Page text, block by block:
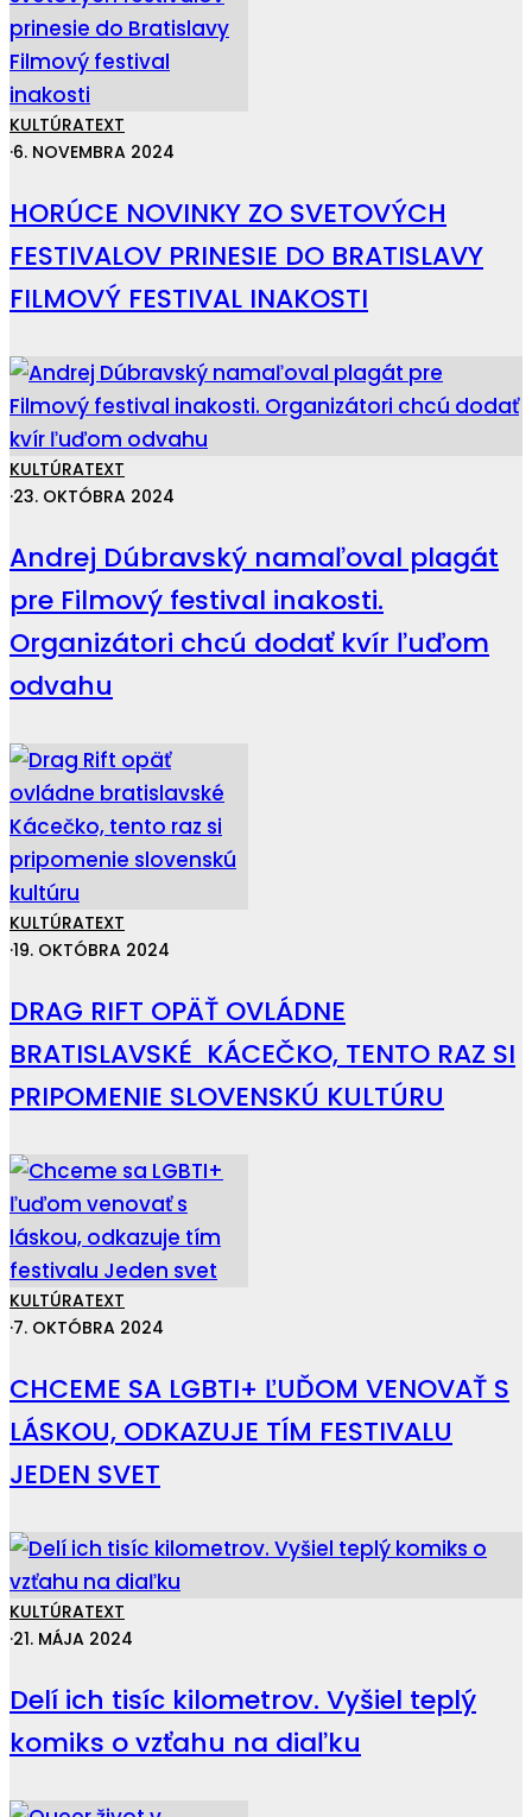
KULTÚRATEXT
·6. NOVEMBRA 2024
HORÚCE NOVINKY ZO SVETOVÝCH
FESTIVALOV PRINESIE DO BRATISLAVY
FILMOVÝ FESTIVAL INAKOSTI
KULTÚRATEXT
·23. OKTÓBRA 2024
Andrej Dúbravský namaľoval plagát
pre Filmový festival inakosti.
Organizátori chcú dodať kvír ľuďom
odvahu
KULTÚRATEXT
·19. OKTÓBRA 2024
DRAG RIFT OPÄŤ OVLÁDNE
BRATISLAVSKÉ KÁCEČKO, TENTO RAZ SI
PRIPOMENIE SLOVENSKÚ KULTÚRU
KULTÚRATEXT
·7. OKTÓBRA 2024
CHCEME SA LGBTI+ ĽUĎOM VENOVAŤ S
LÁSKOU, ODKAZUJE TÍM FESTIVALU
JEDEN SVET
KULTÚRATEXT
·21. MÁJA 2024
Delí ich tisíc kilometrov. Vyšiel teplý
komiks o vzťahu na diaľku